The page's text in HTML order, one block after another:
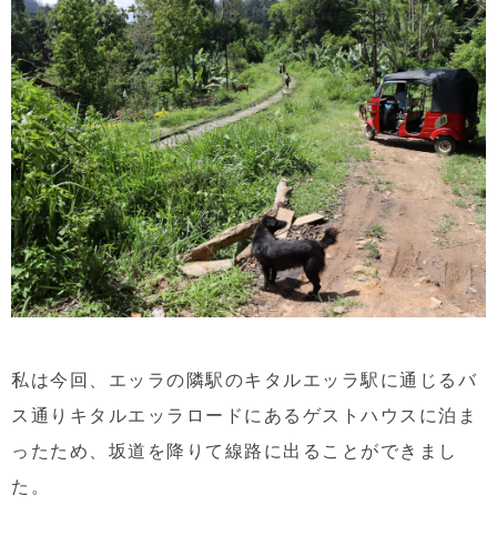
私は今回、エッラの隣駅のキタルエッラ駅に通じるバ
ス通りキタルエッラロードにあるゲストハウスに泊ま
ったため、坂道を降りて線路に出ることができまし
た。